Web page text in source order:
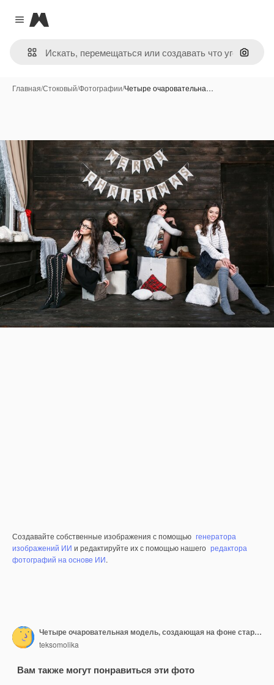
Close menu
Magnific
Поиск
Главная/Стоковый/Фотографии/Четыре очаровательна…
Создавайте собственные изображения с помощью генератора
изображений ИИ и редактируйте их с помощью нашего редактора
фотографий на основе ИИ.
Четыре очаровательная модель, создающая на фоне старинных
teksomolika
Вам также могут понравиться эти фото